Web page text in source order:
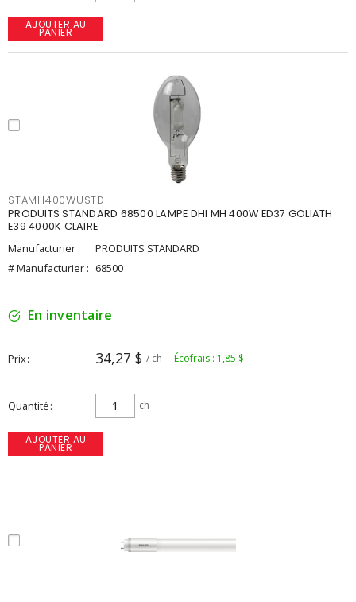
AJOUTER AU
PANIER
STAMH400WUSTD
PRODUITS STANDARD 68500 LAMPE DHI MH 400W ED37 GOLIATH
E39 4000K CLAIRE
Manufacturier :
PRODUITS STANDARD
# Manufacturier : 68500
En inventaire
Prix 34,27 $ / ch Écofrais : 1,85 $
Quantité ch
AJOUTER AU
PANIER